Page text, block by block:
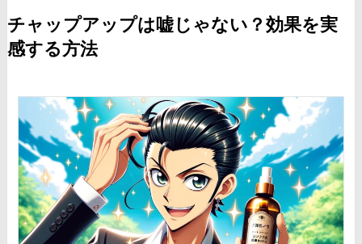
チャップアップは嘘じゃない？効果を実
感する方法